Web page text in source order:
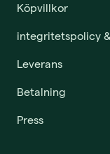
Köpvillkor
integritetspolicy &
Leverans
Betalning
Press